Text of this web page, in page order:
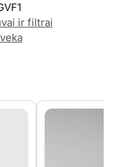
ir filtrai